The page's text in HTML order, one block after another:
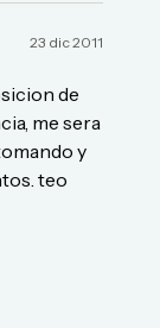
23 dic 2011
de
me sera
y
teo